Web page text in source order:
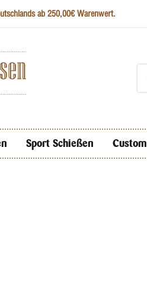
ab 250,00€ Warenwert.
Sport Schießen